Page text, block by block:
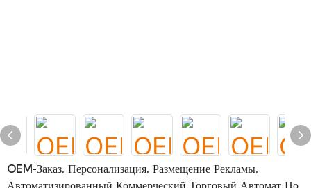
OEM-Заказ, Персонализация, Размещение Рекламы,